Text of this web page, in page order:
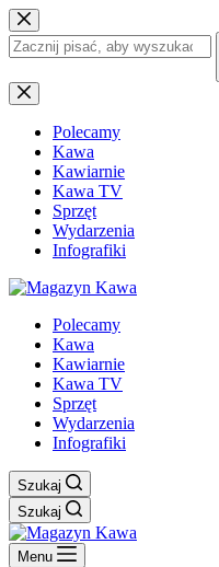
Przejdź
do
treści
Brak
wyników
Polecamy
Kawa
Kawiarnie
Kawa TV
Sprzęt
Wydarzenia
Infografiki
Polecamy
Kawa
Kawiarnie
Kawa TV
Sprzęt
Wydarzenia
Infografiki
Szukaj
Szukaj
Menu